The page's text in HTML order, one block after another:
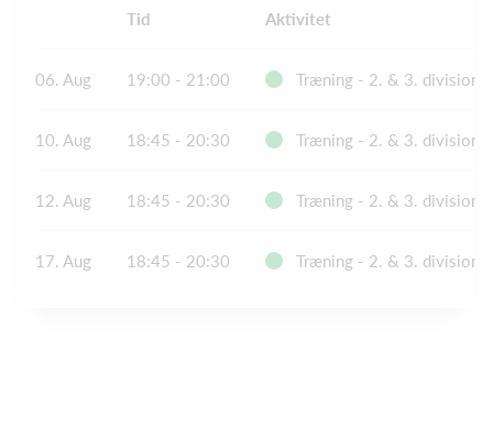
Tid Aktivitet
06. Aug 19:00 - 21:00 Træning - 2. & 3. division
10. Aug 18:45 - 20:30 Træning - 2. & 3. division
12. Aug 18:45 - 20:30 Træning - 2. & 3. division
17. Aug 18:45 - 20:30 Træning - 2. & 3. division